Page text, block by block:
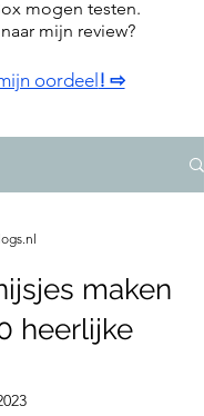
mogen testen.
mijn review?
oordeel ! ⇨
maken
heerlijke